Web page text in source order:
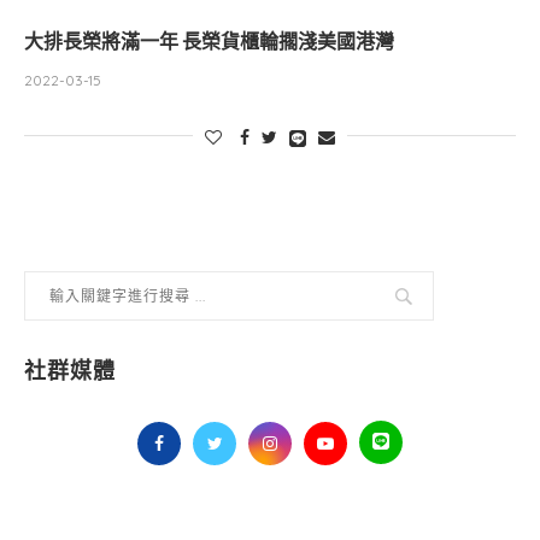
大排長榮將滿一年 長榮貨櫃輪擱淺美國港灣
2022-03-15
社群媒體